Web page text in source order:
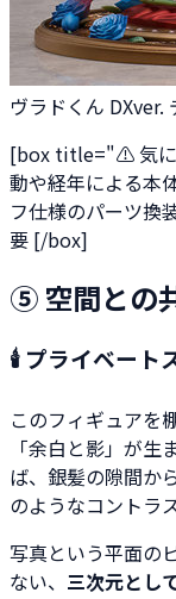
ヴラドくん DXver.
[box title="⚠ 気に
動や経年による本
フ仕様のパーツ換
要 [/box]
⑤ 空間との
🕯 プライベート
このフィギュアを
「余白と影」が
ば、銀髪の隙間か
のようなコントラ
写真という平面の
ない、 三次元とし